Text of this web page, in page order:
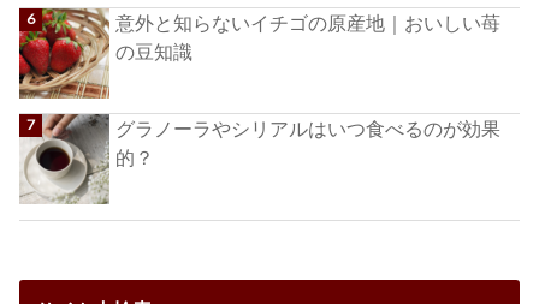
意外と知らないイチゴの原産地｜おいしい苺
の豆知識
グラノーラやシリアルはいつ食べるのが効果
的？